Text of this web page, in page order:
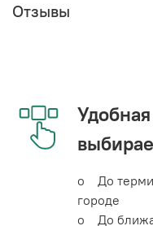
Отзывы
o До
городе
o До